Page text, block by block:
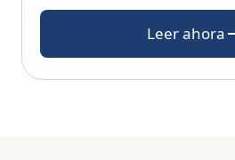
Leer ahora